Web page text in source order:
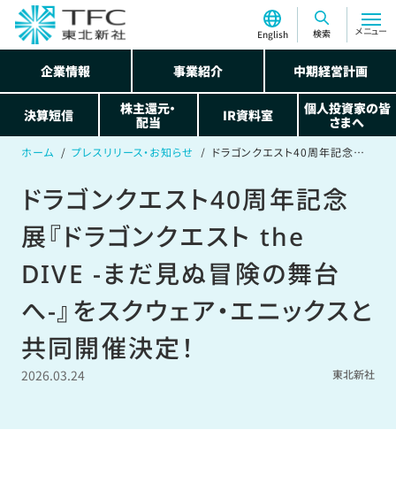
English 検索 メニュー
企業情報 事業紹介 中期経営計画
決算短信
株主還元・
配当
IR資料室
個人投資家の皆
さまへ
ホーム プレスリリース・お知らせ ドラゴンクエスト40周年記念展『ドラゴンクエスト the DIVE -まだ見ぬ冒険の舞台へ-』をスクウェア・エニックスと共同開催決定！
ドラゴンクエスト40周年記念
展『ドラゴンクエスト the
DIVE -まだ見ぬ冒険の舞台
へ-』をスクウェア・エニックスと
共同開催決定！
2026.03.24 東北新社